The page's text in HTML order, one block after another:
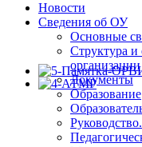
Новости
Сведения об ОУ
Основные
Структура и
организации
Документы
Образование
Руководство.